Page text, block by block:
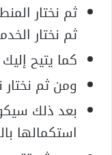
ثم نختار
ثم نختار
كما يتيح
ومن ثم
بعد ذلك
استكمالها